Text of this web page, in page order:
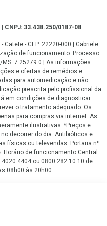
CNPJ: 33.438.250/0187-08
Catete - CEP: 22220-000 | Gabriele
de funcionamento: Processo:
7.25279.0 | As informações
e ofertas de remédios e
para automedicação e não
prescrita pelo profissional da
em condições de diagnosticar
o tratamento adequado. Os
para compras via internet. As
ilustrativas. *Preços e
decorrer do dia. Antibióticos e
físicas ou televendas. Portaria nº
Horário de funcionamento Central
4404 ou 0800 282 10 10 de
08h00 às 20h00.